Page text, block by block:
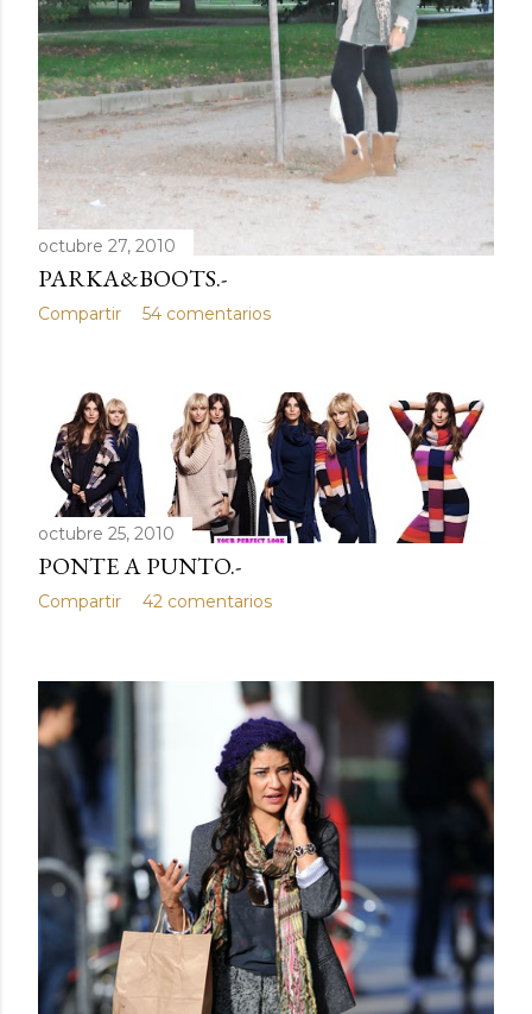
octubre 27, 2010
PARKA&BOOTS.-
Compartir 54 comentarios
octubre 25, 2010
PONTE A PUNTO.-
Compartir 42 comentarios